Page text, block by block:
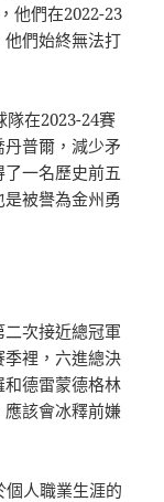
他們在2022-23
們始終無法打
隊在2023-24賽
普爾，減少矛
一名歷史前五
被譽為金州勇
次接近總冠軍
裡，六進總決
德雷蒙德格林
該會冰釋前嫌
人職業生涯的